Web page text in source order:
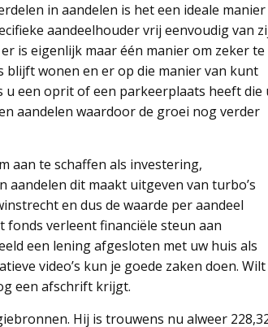
in aandelen is het een ideale manier
aandeelhouder vrij eenvoudig van
is eigenlijk maar één manier om zeker te
blijft wonen en er op die manier van kunt
u een oprit of een parkeerplaats heeft die
aandelen waardoor de groei nog verder
aan te schaffen als investering,
dit maakt uitgeven van turbo’s
en dus de waarde per aandeel
verleent financiële steun aan
een lening afgesloten met uw huis als
video’s kun je goede zaken doen. Wilt
een afschrift krijgt.
Hij is trouwens nu alweer